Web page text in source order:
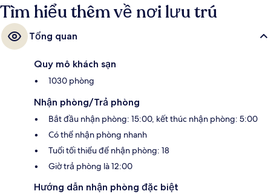
Tìm hiểu thêm về nơi lưu trú
Tổng quan
Quy mô khách sạn
1030 phòng
Nhận phòng/Trả phòng
Bắt đầu nhận phòng: 15:00, kết thúc nhận phòng: 5:00
Có thể nhận phòng nhanh
Tuổi tối thiểu để nhận phòng: 18
Giờ trả phòng là 12:00
Hướng dẫn nhận phòng đặc biệt